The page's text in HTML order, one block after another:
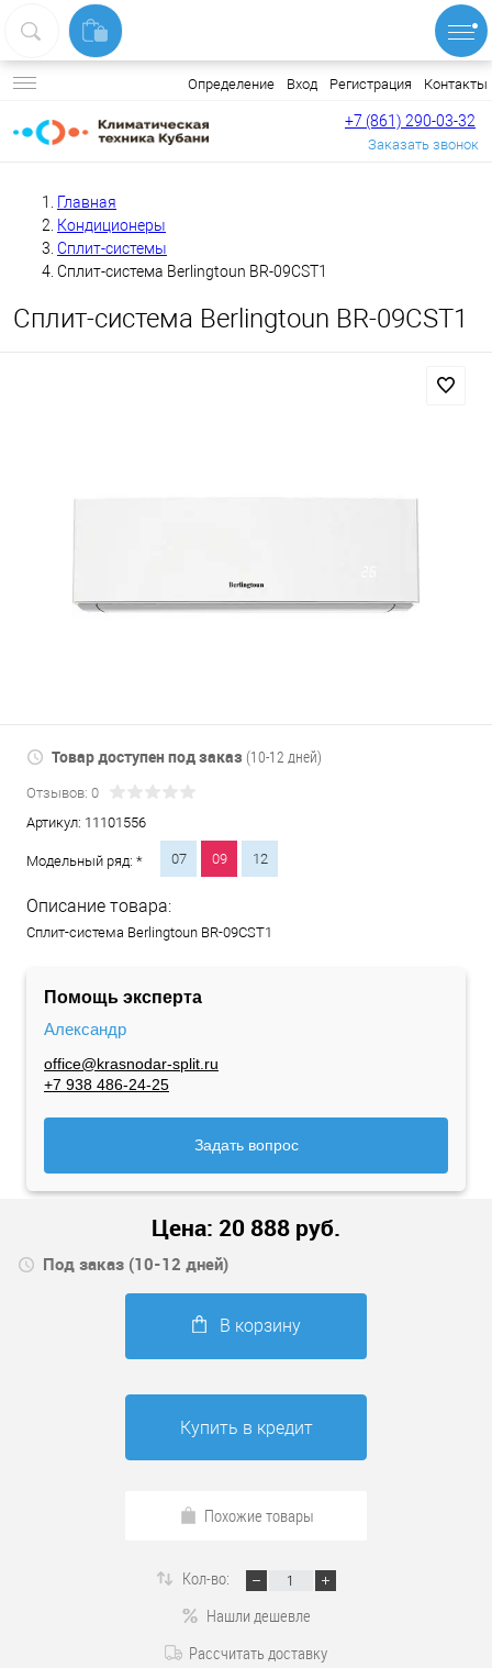
Определение Вход Регистрация Контакты
+7 (861) 290-03-32
Заказать звонок
Главная
Кондиционеры
Сплит-системы
Сплит-система Berlingtoun BR-09CST1
Сплит-система Berlingtoun BR-09CST1
Товар доступен под заказ (10-12 дней)
Отзывов: 0
Артикул: 11101556
Модельный ряд: * 07 09 12
Описание товара:
Сплит-система Berlingtoun BR-09CST1
Помощь эксперта
Александр
office@krasnodar-split.ru
+7 938 486-24-25
Задать вопрос
Цена: 20 888 руб.
Под заказ (10-12 дней)
В корзину
Купить в кредит
Похожие товары
Кол-во:
Нашли дешевле
Рассчитать доставку